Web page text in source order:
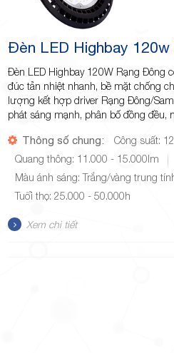
Đèn LED Highbay
Đèn LED Highbay 120W Rạng Đông
đúc tản nhiệt nhanh, bề mặt chống
lượng kết hợp driver Rạng Đông/
phát sáng mạnh, phân bố đồng đều,
Thông số chung:
Công suất:
Quang thông: 11.000 - 15.000lm
Màu ánh sáng: Trắng/vàng trung
Tuổi thọ: 25.000 - 50.000h
Xem chi tiết